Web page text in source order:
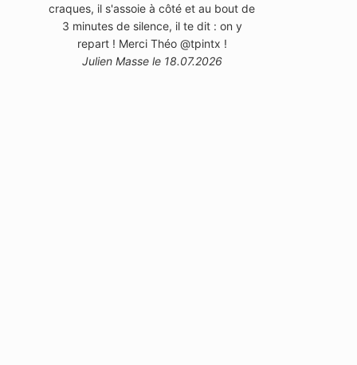
craques, il s'assoie à côté et au bout de
3 minutes de silence, il te dit : on y
repart ! Merci Théo @tpintx !
Julien Masse le 18.07.2026